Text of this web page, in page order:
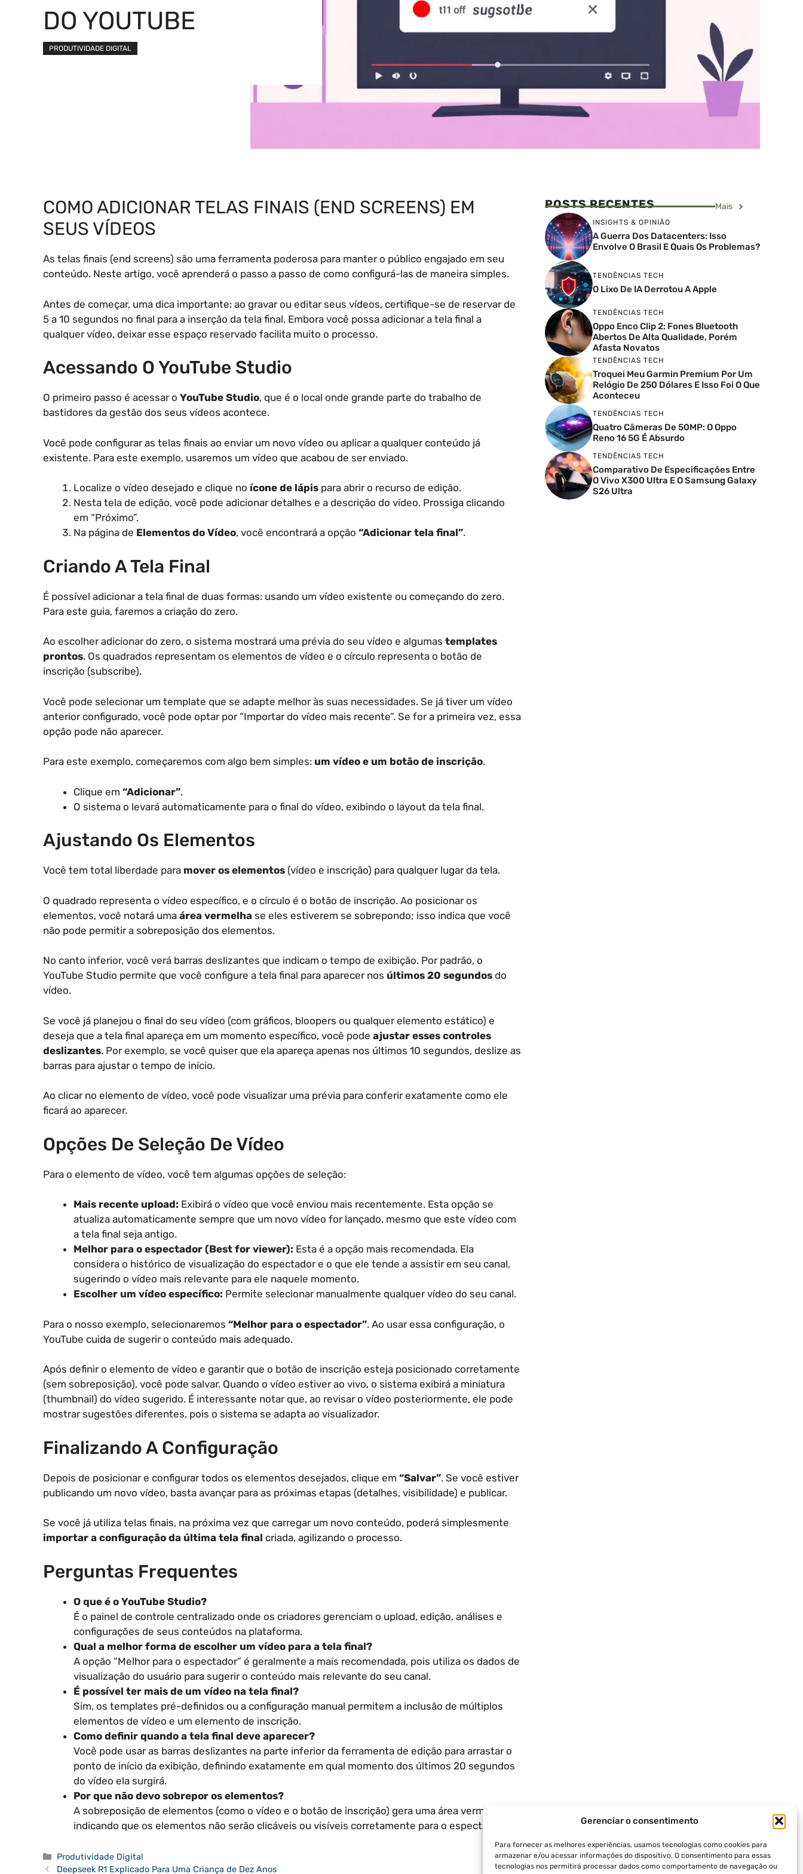
Gerenciar o consentimento
Para fornecer as melhores experiências, usamos tecnologias como cookies para
armazenar e/ou acessar informações do dispositivo. O consentimento para essas
tecnologias nos permitirá processar dados como comportamento de navegação ou
DO YOUTUBE
PRODUTIVIDADE DIGITAL
COMO ADICIONAR TELAS FINAIS (END SCREENS) EM
SEUS VÍDEOS
As telas finais (end screens) são uma ferramenta poderosa para manter o público engajado em seu
conteúdo. Neste artigo, você aprenderá o passo a passo de como configurá-las de maneira simples.
Antes de começar, uma dica importante: ao gravar ou editar seus vídeos, certifique-se de reservar de
5 a 10 segundos no final para a inserção da tela final. Embora você possa adicionar a tela final a
qualquer vídeo, deixar esse espaço reservado facilita muito o processo.
Acessando O YouTube Studio
O primeiro passo é acessar o YouTube Studio, que é o local onde grande parte do trabalho de
bastidores da gestão dos seus vídeos acontece.
Você pode configurar as telas finais ao enviar um novo vídeo ou aplicar a qualquer conteúdo já
existente. Para este exemplo, usaremos um vídeo que acabou de ser enviado.
Localize o vídeo desejado e clique no ícone de lápis para abrir o recurso de edição.
Nesta tela de edição, você pode adicionar detalhes e a descrição do vídeo. Prossiga clicando
em “Próximo”.
Na página de Elementos do Vídeo, você encontrará a opção “Adicionar tela final”.
Criando A Tela Final
É possível adicionar a tela final de duas formas: usando um vídeo existente ou começando do zero.
Para este guia, faremos a criação do zero.
Ao escolher adicionar do zero, o sistema mostrará uma prévia do seu vídeo e algumas templates
prontos. Os quadrados representam os elementos de vídeo e o círculo representa o botão de
inscrição (subscribe).
Você pode selecionar um template que se adapte melhor às suas necessidades. Se já tiver um vídeo
anterior configurado, você pode optar por “Importar do vídeo mais recente”. Se for a primeira vez, essa
opção pode não aparecer.
Para este exemplo, começaremos com algo bem simples: um vídeo e um botão de inscrição.
Clique em “Adicionar”.
O sistema o levará automaticamente para o final do vídeo, exibindo o layout da tela final.
Ajustando Os Elementos
Você tem total liberdade para mover os elementos (vídeo e inscrição) para qualquer lugar da tela.
O quadrado representa o vídeo específico, e o círculo é o botão de inscrição. Ao posicionar os
elementos, você notará uma área vermelha se eles estiverem se sobrepondo; isso indica que você
não pode permitir a sobreposição dos elementos.
No canto inferior, você verá barras deslizantes que indicam o tempo de exibição. Por padrão, o
YouTube Studio permite que você configure a tela final para aparecer nos últimos 20 segundos do
vídeo.
Se você já planejou o final do seu vídeo (com gráficos, bloopers ou qualquer elemento estático) e
deseja que a tela final apareça em um momento específico, você pode ajustar esses controles
deslizantes. Por exemplo, se você quiser que ela apareça apenas nos últimos 10 segundos, deslize as
barras para ajustar o tempo de início.
Ao clicar no elemento de vídeo, você pode visualizar uma prévia para conferir exatamente como ele
ficará ao aparecer.
Opções De Seleção De Vídeo
Para o elemento de vídeo, você tem algumas opções de seleção:
Mais recente upload: Exibirá o vídeo que você enviou mais recentemente. Esta opção se
atualiza automaticamente sempre que um novo vídeo for lançado, mesmo que este vídeo com
a tela final seja antigo.
Melhor para o espectador (Best for viewer): Esta é a opção mais recomendada. Ela
considera o histórico de visualização do espectador e o que ele tende a assistir em seu canal,
sugerindo o vídeo mais relevante para ele naquele momento.
Escolher um vídeo específico: Permite selecionar manualmente qualquer vídeo do seu canal.
Para o nosso exemplo, selecionaremos “Melhor para o espectador”. Ao usar essa configuração, o
YouTube cuida de sugerir o conteúdo mais adequado.
Após definir o elemento de vídeo e garantir que o botão de inscrição esteja posicionado corretamente
(sem sobreposição), você pode salvar. Quando o vídeo estiver ao vivo, o sistema exibirá a miniatura
(thumbnail) do vídeo sugerido. É interessante notar que, ao revisar o vídeo posteriormente, ele pode
mostrar sugestões diferentes, pois o sistema se adapta ao visualizador.
Finalizando A Configuração
Depois de posicionar e configurar todos os elementos desejados, clique em “Salvar”. Se você estiver
publicando um novo vídeo, basta avançar para as próximas etapas (detalhes, visibilidade) e publicar.
Se você já utiliza telas finais, na próxima vez que carregar um novo conteúdo, poderá simplesmente
importar a configuração da última tela final criada, agilizando o processo.
Perguntas Frequentes
O que é o YouTube Studio?
É o painel de controle centralizado onde os criadores gerenciam o upload, edição, análises e
configurações de seus conteúdos na plataforma.
Qual a melhor forma de escolher um vídeo para a tela final?
A opção “Melhor para o espectador” é geralmente a mais recomendada, pois utiliza os dados de
visualização do usuário para sugerir o conteúdo mais relevante do seu canal.
É possível ter mais de um vídeo na tela final?
Sim, os templates pré-definidos ou a configuração manual permitem a inclusão de múltiplos
elementos de vídeo e um elemento de inscrição.
Como definir quando a tela final deve aparecer?
Você pode usar as barras deslizantes na parte inferior da ferramenta de edição para arrastar o
ponto de início da exibição, definindo exatamente em qual momento dos últimos 20 segundos
do vídeo ela surgirá.
Por que não devo sobrepor os elementos?
A sobreposição de elementos (como o vídeo e o botão de inscrição) gera uma área vermelha
indicando que os elementos não serão clicáveis ou visíveis corretamente para o espectador.
Categorias
Produtividade Digital
Deepseek R1 Explicado Para Uma Criança de Dez Anos
POSTS RECENTES Mais
INSIGHTS & OPINIÃO
A Guerra Dos Datacenters: Isso
Envolve O Brasil E Quais Os Problemas?
TENDÊNCIAS TECH
O Lixo De IA Derrotou A Apple
TENDÊNCIAS TECH
Oppo Enco Clip 2: Fones Bluetooth
Abertos De Alta Qualidade, Porém
Afasta Novatos
TENDÊNCIAS TECH
Troquei Meu Garmin Premium Por Um
Relógio De 250 Dólares E Isso Foi O Que
Aconteceu
TENDÊNCIAS TECH
Quatro Câmeras De 50MP: O Oppo
Reno 16 5G É Absurdo
TENDÊNCIAS TECH
Comparativo De Especificações Entre
O Vivo X300 Ultra E O Samsung Galaxy
S26 Ultra